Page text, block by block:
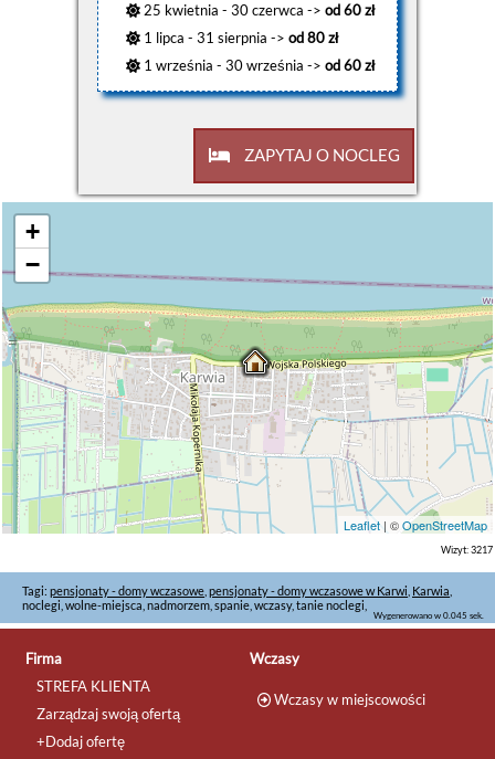
25 kwietnia - 30 czerwca -> od 60 zł
1 lipca - 31 sierpnia -> od 80 zł
1 września - 30 września -> od 60 zł
ZAPYTAJ O NOCLEG
+
−
Leaflet | ©OpenStreetMap
Wizyt: 3217
Tagi: pensjonaty - domy wczasowe pensjonaty - domy wczasowe w Karwi Karwia
noclegi, wolne-miejsca, nadmorzem, spanie, wczasy, tanie noclegi,
Wygenerowano w 0.045 sek.
Firma
STREFA KLIENTA
Zarządzaj swoją ofertą
+Dodaj ofertę
Wczasy
Wczasy w miejscowości